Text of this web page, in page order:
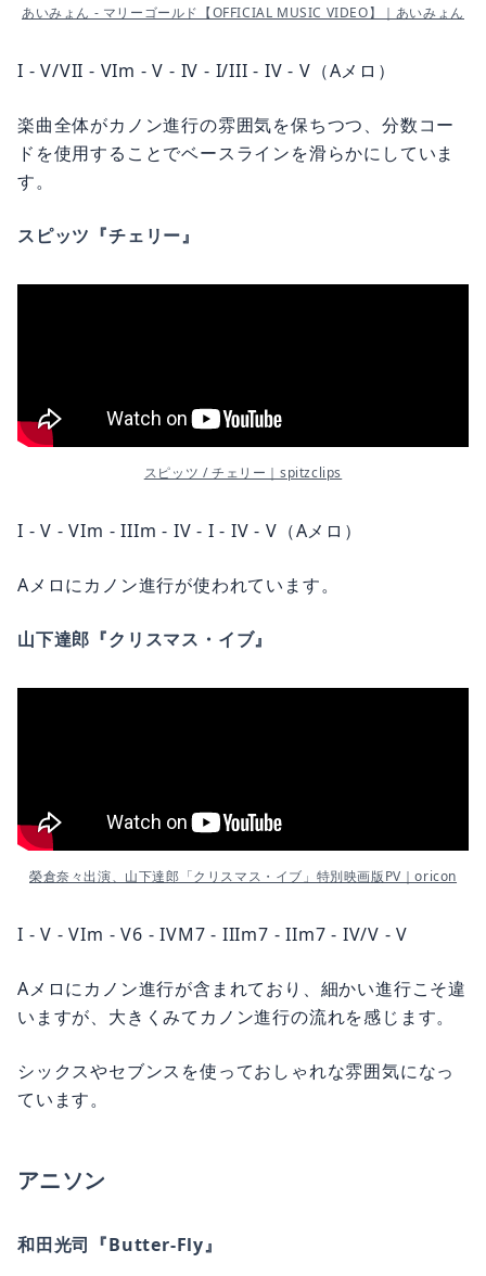
あいみょん - マリーゴールド【OFFICIAL MUSIC VIDEO】｜あいみょん
I - V/VII - VIm - V - IV - I/III - IV - V（Aメロ）
楽曲全体がカノン進行の雰囲気を保ちつつ、分数コー
ドを使用することでベースラインを滑らかにしていま
す。
スピッツ『チェリー』
スピッツ / チェリー｜spitzclips
I - V - VIm - IIIm - IV - I - IV - V（Aメロ）
Aメロにカノン進行が使われています。
山下達郎『クリスマス・イブ』
榮倉奈々出演、山下達郎「クリスマス・イブ」特別映画版PV｜oricon
I - V - VIm - V6 - IVM7 - IIIm7 - IIm7 - IV/V - V
Aメロにカノン進行が含まれており、細かい進行こそ違
いますが、大きくみてカノン進行の流れを感じます。
シックスやセブンスを使っておしゃれな雰囲気になっ
ています。
アニソン
和田光司『Butter-Fly』